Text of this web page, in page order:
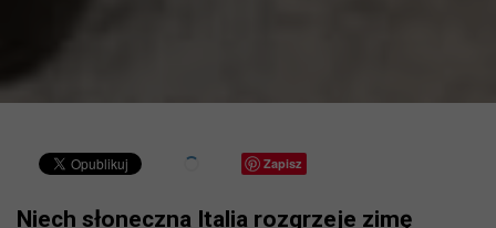
Zapisz
Niech słoneczna Italia rozgrzeje zimę